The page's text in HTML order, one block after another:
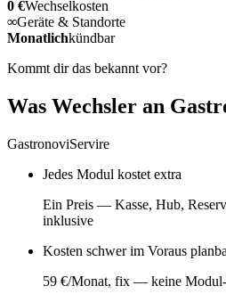
0 €Wechselkosten
∞Geräte & Standorte
Monatlichkündbar
Kommt dir das bekannt vor?
Was Wechsler an
GastronoviServire
Jedes Modul kostet extra
Ein Preis — Kasse, Hub,
inklusive
Kosten schwer im Voraus
59 €/Monat, fix — keine